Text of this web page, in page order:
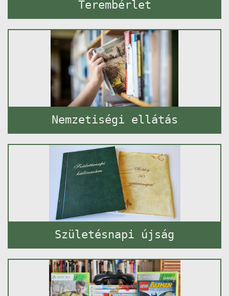
Terembérlet
Nemzetiségi ellátás
Születésnapi újság